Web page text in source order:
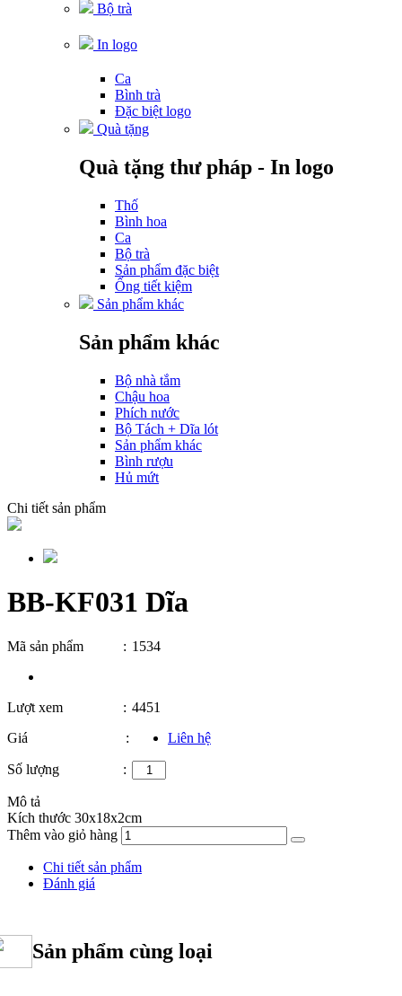
Bộ trà
In logo
Ca
Bình trà
Đặc biệt logo
Quà tặng
Quà tặng thư pháp - In logo
Thố
Bình hoa
Ca
Bộ trà
Sản phẩm đặc biệt
Ống tiết kiệm
Sản phẩm khác
Sản phẩm khác
Bộ nhà tắm
Chậu hoa
Phích nước
Bộ Tách + Dĩa lót
Sản phẩm khác
Bình rượu
Hủ mứt
Chi tiết sản phẩm
BB-KF031 Dĩa
Mã sản phẩm : 1534
Lượt xem : 4451
Giá
: Liên hệ
Số lượng :
Mô tả
Kích thước 30x18x2cm
Thêm vào giỏ hàng
Chi tiết sản phẩm
Đánh giá
Sản phẩm cùng loại